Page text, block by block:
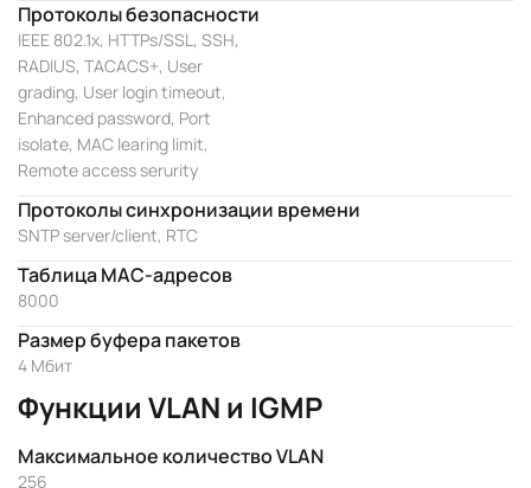
Протоколы безопасности
IEEE 802.1x, HTTPs/SSL, SSH,
RADIUS, TACACS+, User
grading, User login timeout,
Enhanced password, Port
isolate, MAC learing limit,
Remote access serurity
Протоколы синхронизации времени
SNTP server/client, RTC
Таблица MAC-адресов
8000
Размер буфера пакетов
4 Мбит
Функции VLAN и IGMP
Максимальное количество VLAN
256